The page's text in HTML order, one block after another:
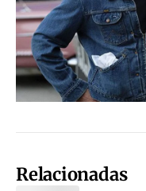
Relacionadas